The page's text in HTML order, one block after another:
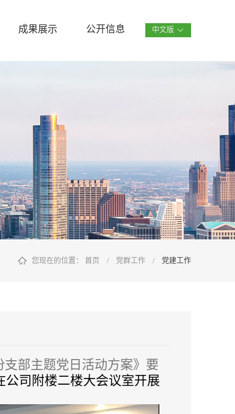
中文版
成果展示 公开信息
您现在的位置： 首页 / 党群工作 / 党建工作
支部主题党日活动方案》要
公司附楼二楼大会议室开展